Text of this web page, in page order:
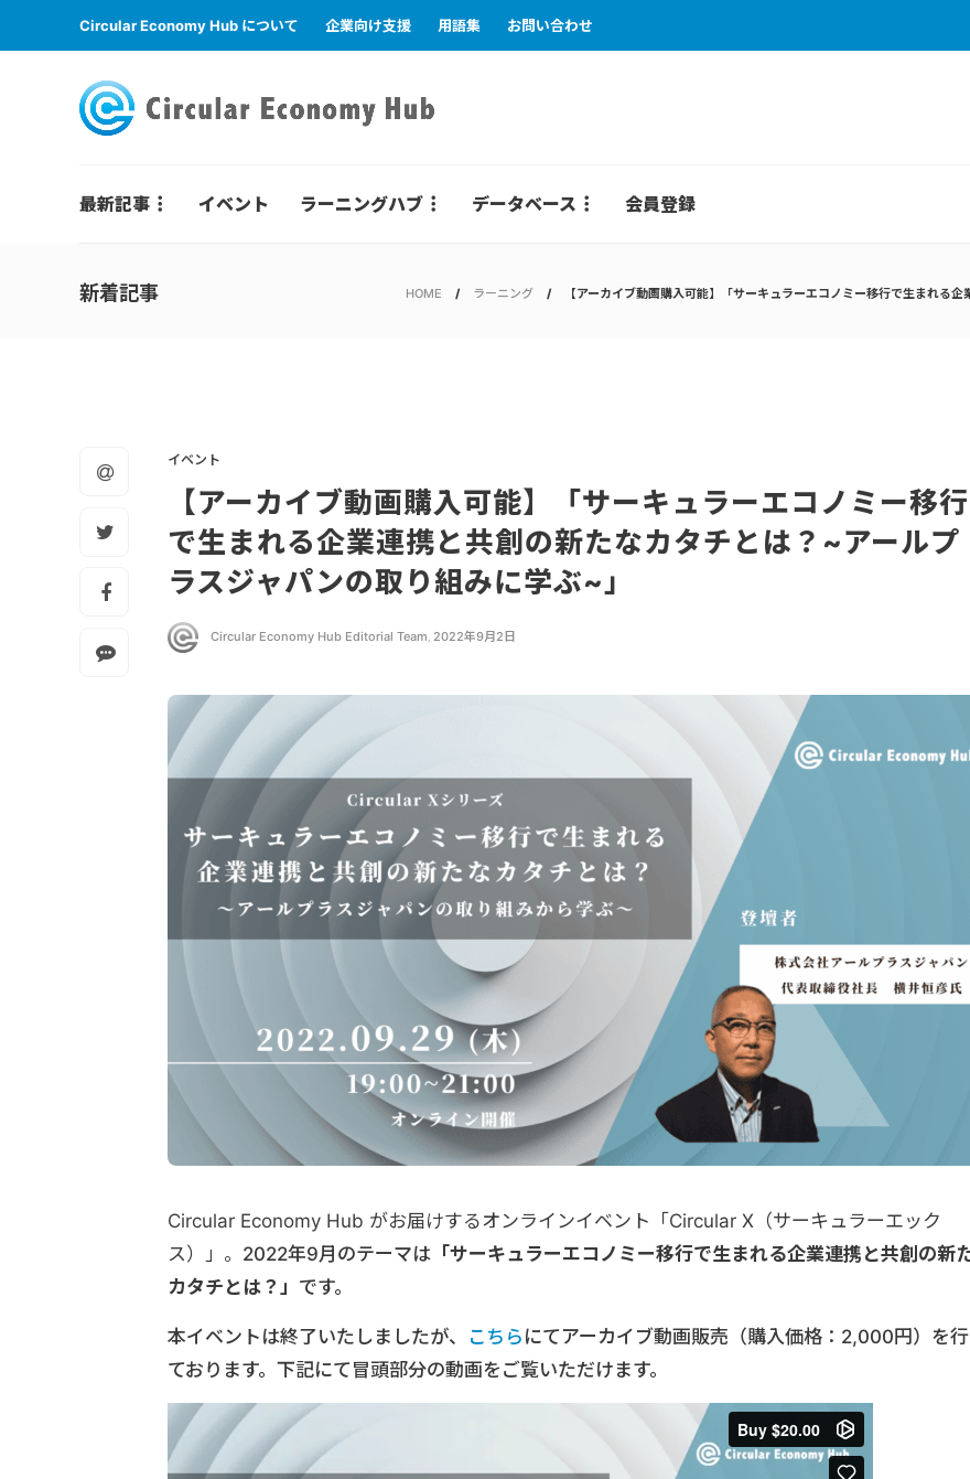
Circular Economy Hub について 企業向け支援 用語集 お問い合わせ
最新記事 イベント ラーニングハブ データベース 会員登録
新着記事 HOME ラーニング 【アーカイブ動画購入可能】「サーキュラーエコノミー移行で生まれる
イベント
【アーカイブ動画購入可能】「サーキュラーエコノミー移行
で生まれる企業連携と共創の新たなカタチとは？~アールプ
ラスジャパンの取り組みに学ぶ~」
Circular Economy Hub Editorial Team, 2022年9月2日
Circular Economy Hub がお届けするオンラインイベント「Circular X（サーキュラーエック
ス）」。 2022年9月のテーマは 「サーキュラーエコノミー移行で生まれる企業連携と共創の新
カタチとは？」 です。
本イベントは終了いたしましたが、 こちら にてアーカイブ動画販売（購入価格：2,000円）を
ております。下記にて冒頭部分の動画をご覧いただけます。